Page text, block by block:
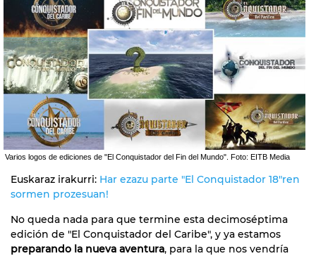
Varios logos de ediciones de "El Conquistador del Fin del Mundo". Foto: EITB Media
Euskaraz irakurri: Har ezazu parte "El Conquistador 18"ren
sormen prozesuan!
No queda nada para que termine esta decimoséptima
edición de "El Conquistador del Caribe", y ya estamos
preparando la nueva aventura, para la que nos vendría